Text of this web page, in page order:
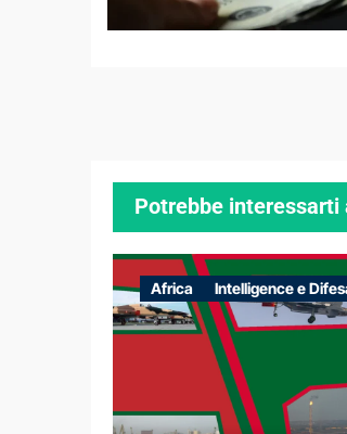
Potrebbe interessarti
Africa Intelligence e